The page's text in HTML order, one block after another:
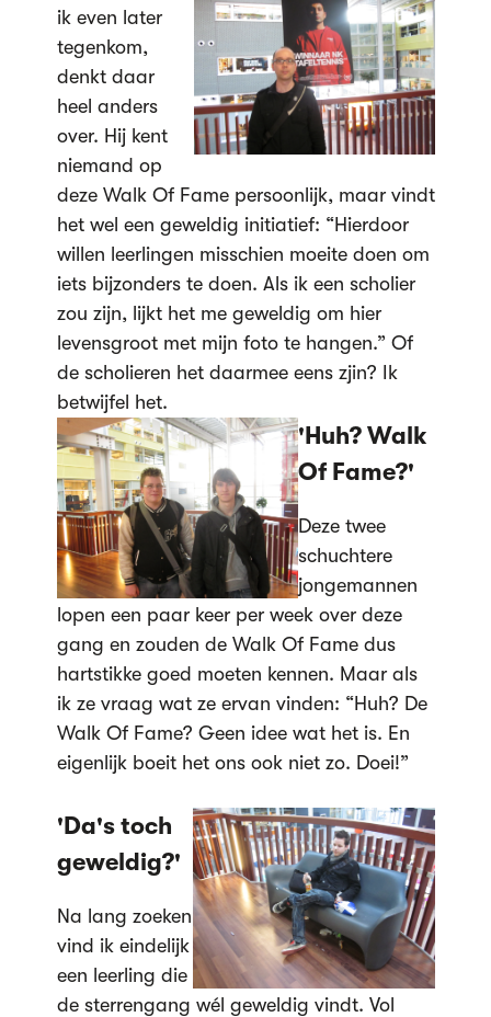
ik even later
tegenkom,
denkt daar
heel anders
over. Hij kent
niemand op
deze Walk Of Fame persoonlijk, maar vindt
het wel een geweldig initiatief: “Hierdoor
willen leerlingen misschien moeite doen om
iets bijzonders te doen. Als ik een scholier
zou zijn, lijkt het me geweldig om hier
levensgroot met mijn foto te hangen.” Of
de scholieren het daarmee eens zjin? Ik
betwijfel het.
'Huh? Walk
Of Fame?'
Deze twee
schuchtere
jongemannen
lopen een paar keer per week over deze
gang en zouden de Walk Of Fame dus
hartstikke goed moeten kennen. Maar als
ik ze vraag wat ze ervan vinden: “Huh? De
Walk Of Fame? Geen idee wat het is. En
eigenlijk boeit het ons ook niet zo. Doei!”
'Da's toch
geweldig?'
Na lang zoeken
vind ik eindelijk
een leerling die
de sterrengang wél geweldig vindt. Vol